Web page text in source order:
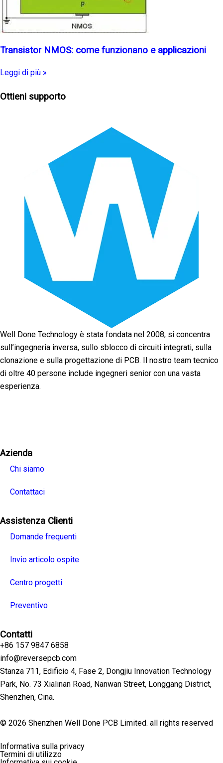
Transistor NMOS: come funzionano e applicazioni
Leggi di più »
Ottieni supporto
Well Done Technology è stata fondata nel 2008, si concentra
sull’ingegneria inversa, sullo sblocco di circuiti integrati, sulla
clonazione e sulla progettazione di PCB. Il nostro team tecnico
di oltre 40 persone include ingegneri senior con una vasta
esperienza.
Azienda
Chi siamo
Contattaci
Assistenza Clienti
Domande frequenti
Invio articolo ospite
Centro progetti
Preventivo
Contatti
+86 157 9847 6858
info@reversepcb.com
Stanza 711, Edificio 4, Fase 2, Dongjiu Innovation Technology
Park, No. 73 Xialinan Road, Nanwan Street, Longgang District,
Shenzhen, Cina.
© 2026 Shenzhen Well Done PCB Limited. all rights reserved
Informativa sulla privacy
Termini di utilizzo